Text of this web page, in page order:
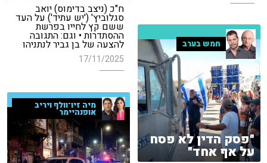
ח"כ (ניצב בדימוס) יואב
סגלוביץ' ('יש עתיד') על העד
ששם קץ לחייו בפרשת
ההסתדרות • וגם: התגובה
להצעה של בן גביר לנתניהו
17/11/2025
חמש בערב
"פסק הדין לא פסח
על אף אחד"
מיה זיו־וולף ויריב
אופנהיימר